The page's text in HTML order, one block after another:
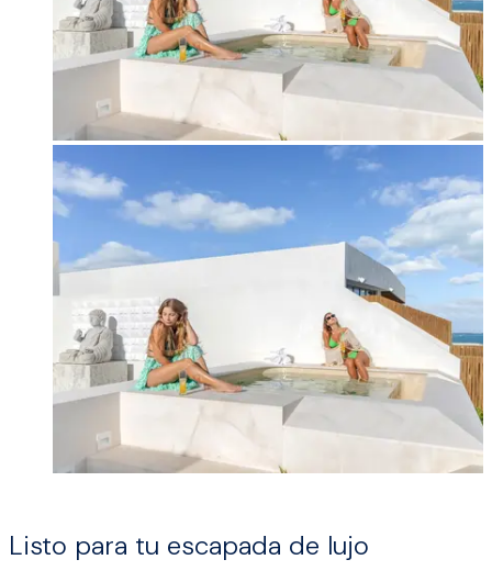
Listo para tu escapada de lujo